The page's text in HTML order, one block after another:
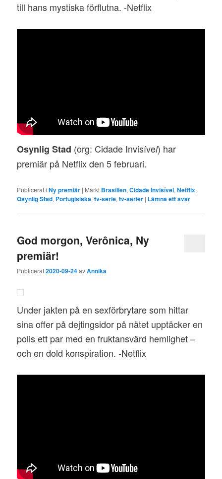
till hans mystiska förflutna. -Netflix
Osynlig Stad (org: Cidade Invisível) har
premiär på Netflix den 5 februari.
Publicerat i Ny premiär | Märkt Brasilien,Cidade Invisível,Netflix,
Osynlig Stad, Portugisiska,tv-serie,tv-serier | Lämna ett svar
God morgon, Verônica, Ny
premiär!
Publicerat2020-09-24avAnnika
Under jakten på en sexförbrytare som hittar
sina offer på dejtingsidor på nätet upptäcker en
polis ett par med en fruktansvärd hemlighet –
och en dold konspiration. -Netflix